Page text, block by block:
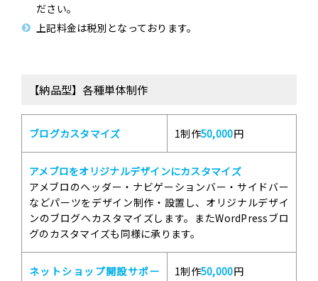
ださい。
上記料金は税別となっております。
【納品型】各種単体制作
ブログカスタマイズ 1制作50,000円
アメブロをオリジナルデザインにカスタマイズ
アメブロのヘッダー・ナビゲーションバー・サイドバー
などパーツをデザイン制作・設置し、オリジナルデザイ
ンのブログへカスタマイズします。またWordPressブロ
グのカスタマイズも同様に承ります。
ネットショップ開設サポー
1制作50,000円